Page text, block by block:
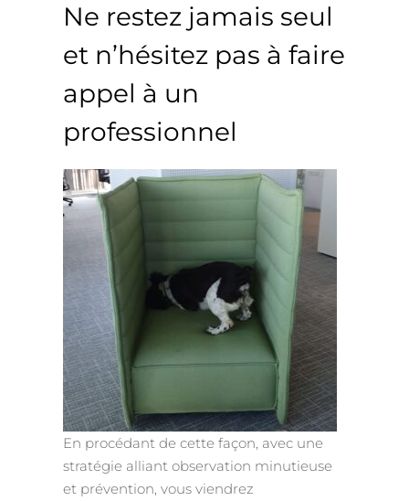
Ne restez jamais seul
et n’hésitez pas à faire
appel à un
professionnel
En procédant de cette façon, avec une
stratégie alliant observation minutieuse
et prévention, vous viendrez